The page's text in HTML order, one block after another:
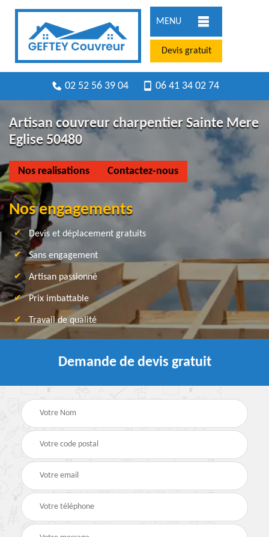
MENU
Devis gratuit
02 52 56 39 04 06 41 34 02 74
Artisan couvreur charpentier Sainte Mere
Eglise 50480
Nos realisations Contactez-nous
Nos engagements
Devis et déplacement gratuits
Sans engagement
Artisan passionné
Prix imbattable
Travail de qualité
Demande de devis gratuit